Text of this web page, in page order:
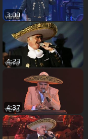
3:00
4:23
4:37